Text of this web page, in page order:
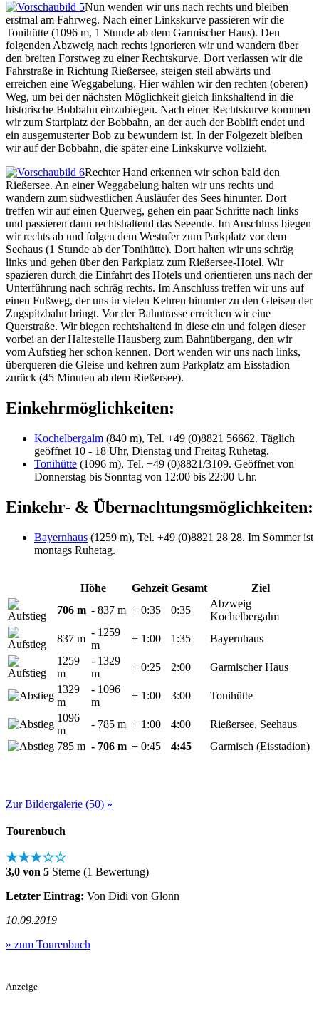
Nun wenden wir uns nach rechts und bleiben
erstmal am Fahrweg. Nach einer Linkskurve passieren wir die
Tonihütte (1096 m, 1 Stunde ab dem Garmischer Haus). Den
folgenden Abzweig nach rechts ignorieren wir und wandern über
den breiten Forstweg zu einer Rechtskurve. Dort verlassen wir die
Fahrstraße in Richtung Rießersee, steigen steil abwärts und
erreichen eine Weggabelung. Hier wählen wir den rechten (oberen)
Weg, um bei der nächsten Möglichkeit gleich linkshaltend in die
historische Bobbahn einzubiegen. Nach einer Rechtskurve kommen
wir zum Startplatz der Bobbahn, an der auch der Boblift endet und
ein ausgemusterter Bob zu bewundern ist. In der Folgezeit bleiben
wir auf der Bobbahn, die später eine Linkskurve vollzieht.
Rechter Hand erkennen wir schon bald den
Rießersee. An einer Weggabelung halten wir uns rechts und
wandern zum südwestlichen Ausläufer des Sees hinunter. Dort
treffen wir auf einen Querweg, gehen ein paar Schritte nach links
und passieren dann rechtshaltend das Seeende. Im Anschluss biegen
wir rechts ab und folgen dem Westufer zum Parkplatz vor dem
Seehaus (1 Stunde ab der Tonihütte). Dort halten wir uns schräg
links und gehen über den Parkplatz zum Rießersee-Hotel. Wir
spazieren durch die Einfahrt des Hotels und orientieren uns nach der
Unterführung nach schräg rechts. Im Anschluss treffen wir uns auf
einen Fußweg, der uns in vielen Kehren hinunter zu den Gleisen der
Zugspitzbahn bringt. Vor der Bahntrasse erreichen wir eine
Querstraße. Wir biegen rechtshaltend in diese ein und folgen dieser
vorbei an der Haltestelle Hausberg zum Bahnübergang, den wir
vom Aufstieg her schon kennen. Dort wenden wir uns nach links,
überqueren die Gleise und kehren zum Parkplatz am Eisstadion
zurück (45 Minuten ab dem Rießersee).
Einkehrmöglichkeiten:
Kochelbergalm (840 m), Tel. +49 (0)8821 56662. Täglich
geöffnet 10 - 18 Uhr, Dienstag und Freitag Ruhetag.
Tonihütte (1096 m), Tel. +49 (0)8821/3109. Geöffnet von
Donnerstag bis Sonntag von 12:00 bis 22:00 Uhr.
Einkehr- & Übernachtungsmöglichkeiten:
Bayernhaus (1259 m), Tel. +49 (0)8821 28 28. Im Sommer ist
montags Ruhetag.
Höhe Gehzeit Gesamt
Ziel
706 m - 837 m + 0:35 0:35
Abzweig
Kochelbergalm
837 m
- 1259
m
+ 1:00 1:35
Bayernhaus
1259
m
- 1329
m
+ 0:25 2:00
Garmischer Haus
1329
m
- 1096
m
+ 1:00 3:00
Tonihütte
1096
m
- 785 m + 1:00 4:00
Rießersee, Seehaus
785 m - 706 m + 0:45 4:45 Garmisch (Eisstadion)
Zur Bildergalerie (50) »
Tourenbuch
★★★☆☆
3,0 von 5 Sterne (1 Bewertung)
Letzter Eintrag: Von Didi von Glonn
10.09.2019
» zum Tourenbuch
Anzeige